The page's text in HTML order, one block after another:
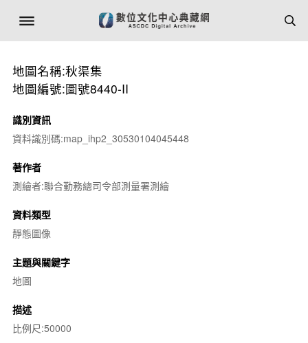
地圖名稱:秋渠集
地圖編號:圖號8440-II
識別資訊
資料識別碼:map_ihp2_30530104045448
著作者
測繪者:聯合勤務總司令部測量署測繪
資料類型
靜態圖像
主題與關鍵字
地圖
描述
比例尺:50000